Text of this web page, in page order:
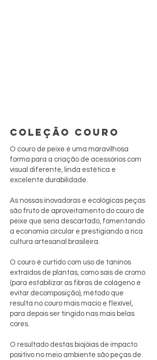
COLEÇÃO COURO
O couro de peixe é uma maravilhosa
forma para a criação de acessórios com
visual diferente, linda estética e
excelente durabilidade.
As nossas inovadoras e ecológicas peças
são fruto de aproveitamento do couro de
peixe que seria descartado, fomentando
a economia circular e prestigiando a rica
cultura artesanal brasileira.
O couro é curtido com uso de taninos
extraídos de plantas, como sais de cromo
(para estabilizar as fibras de colágeno e
evitar decomposição), método que
resulta no couro mais macio e flexível,
para depois ser tingido nas mais belas
cores.
O resultado destas biojóias de impacto
positivo no meio ambiente são peças de